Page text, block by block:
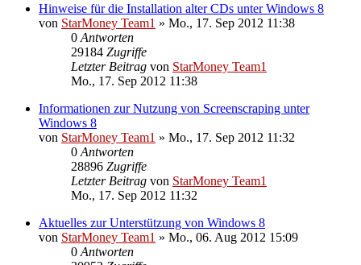
Hinweise für die Installation alter CDs unter Windows 8
von StarMoney Team1 » Mo., 17. Sep 2012 11:38
0 Antworten
29184 Zugriffe
Letzter Beitrag von StarMoney Team1
Mo., 17. Sep 2012 11:38
Informationen zur Nutzung von Screenscraping unter
Windows 8
von StarMoney Team1 » Mo., 17. Sep 2012 11:32
0 Antworten
28896 Zugriffe
Letzter Beitrag von StarMoney Team1
Mo., 17. Sep 2012 11:32
Aktuelles zur Unterstützung von Windows 8
von StarMoney Team1 » Mo., 06. Aug 2012 15:09
0 Antworten